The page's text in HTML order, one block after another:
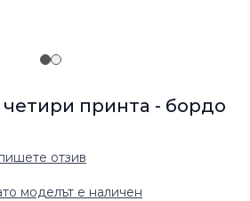
принта - бордо
отзив
моделът е наличен